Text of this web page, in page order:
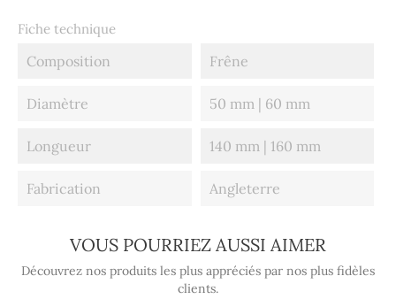
Fiche technique
Composition Frêne
Diamètre 50 mm | 60 mm
Longueur 140 mm | 160 mm
Fabrication Angleterre
VOUS POURRIEZ AUSSI AIMER
Découvrez nos produits les plus appréciés par nos plus fidèles
clients.